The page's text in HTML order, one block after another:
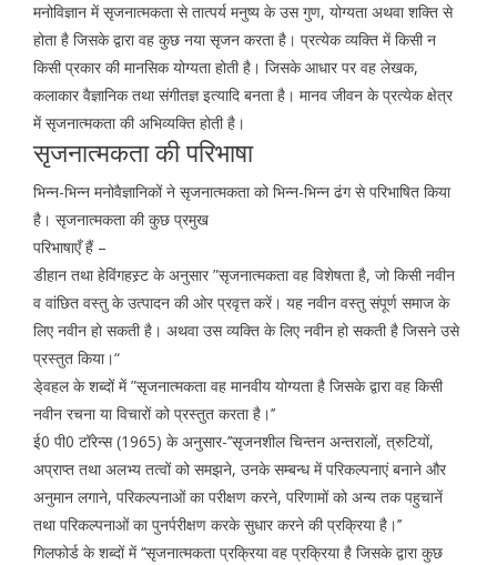
मनोविज्ञान में सृजनात्मकता से तात्पर्य मनुष्य के उस गुण, योग्यता अथवा शक्ति से
होता है जिसके द्वारा वह कुछ नया सृजन करता है। प्रत्येक व्यक्ति में किसी न
किसी प्रकार की मानसिक योग्यता होती है। जिसके आधार पर वह लेखक,
कलाकार वैज्ञानिक तथा संगीतज्ञ इत्यादि बनता है। मानव जीवन के प्रत्येक क्षेत्र
में सृजनात्मकता की अभिव्यक्ति होती है।
सृजनात्मकता की परिभाषा
भिन्न-भिन्न मनोवैज्ञानिकों ने सृजनात्मकता को भिन्न-भिन्न ढंग से परिभाषित किया
है। सृजनात्मकता की कुछ प्रमुख
परिभाषाएँ हैं –
डीहान तथा हेविंगहस्र्ट के अनुसार ”सृजनात्मकता वह विशेषता है, जो किसी नवीन
व वांछित वस्तु के उत्पादन की ओर प्रवृत्त करें। यह नवीन वस्तु संपूर्ण समाज के
लिए नवीन हो सकती है। अथवा उस व्यक्ति के लिए नवीन हो सकती है जिसने उसे
प्रस्तुत किया।“
डे्वहल के शब्दों में ”सृजनात्मकता वह मानवीय योग्यता है जिसके द्वारा वह किसी
नवीन रचना या विचारों को प्रस्तुत करता है।’’
ई0 पी0 टॉरेन्स (1965) के अनुसार-’’सृजनशील चिन्तन अन्तरालों, त्रुटियों,
अप्राप्त तथा अलभ्य तत्वों को समझने, उनके सम्बन्ध में परिकल्पनाएं बनाने और
अनुमान लगाने, परिकल्पनाओं का परीक्षण करने, परिणामों को अन्य तक पहुचानें
तथा परिकल्पनाओं का पुनर्परीक्षण करके सुधार करने की प्रक्रिया है।’’
गिलफोर्ड के शब्दों में ‘‘सृजनात्मकता प्रक्रिया वह प्रक्रिया है जिसके द्वारा कुछ